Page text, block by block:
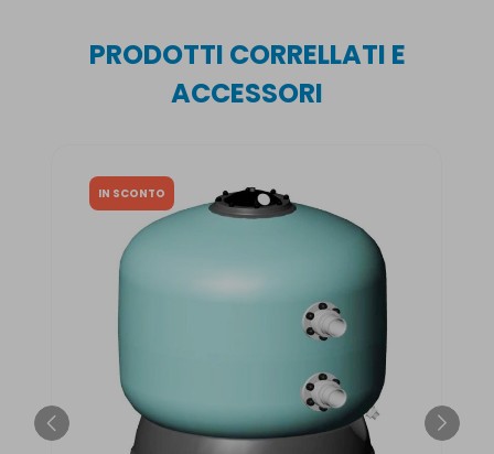
PRODOTTI CORRELLATI E
ACCESSORI
IN SCONTO